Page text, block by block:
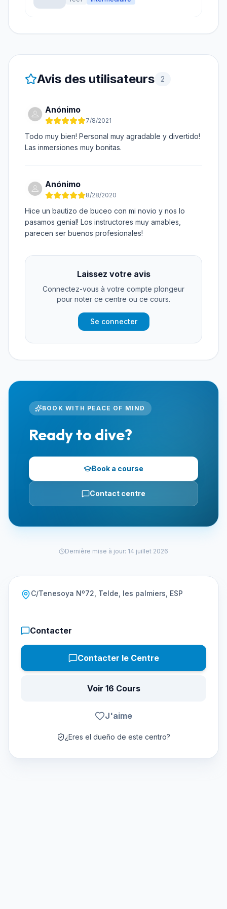
Avis des utilisateurs 2
Anónimo
7/8/2021
Todo muy bien! Personal muy agradable y divertido!
Las inmersiones muy bonitas.
Anónimo
8/28/2020
Hice un bautizo de buceo con mi novio y nos lo
pasamos genial! Los instructores muy amables,
parecen ser buenos profesionales!
Laissez votre avis
Connectez-vous à votre compte plongeur
pour noter ce centre ou ce cours.
Se connecter
BOOK WITH PEACE OF MIND
Ready to dive?
Book a course
Contact centre
Dernière mise à jour: 14 juillet 2026
C/Tenesoya Nº72, Telde, les palmiers, ESP
Contacter
Contacter le Centre
Voir 16 Cours
J'aime
¿Eres el dueño de este centro?